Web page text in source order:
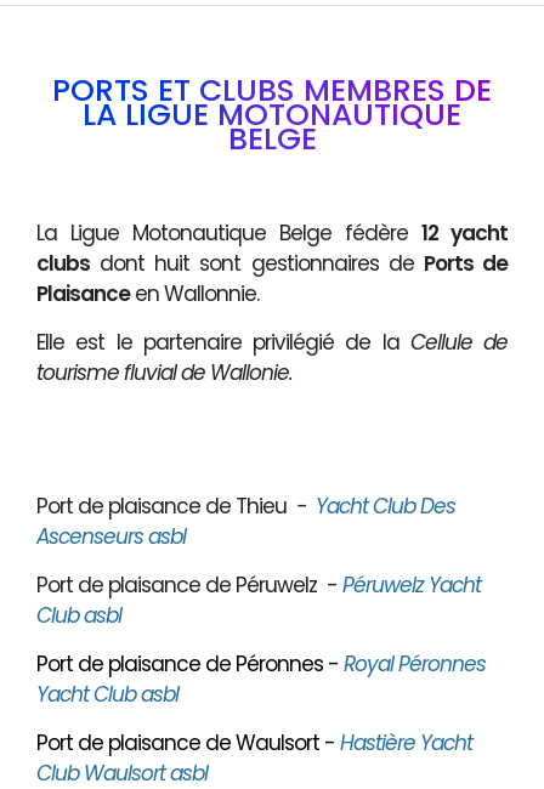
PORTS ET CLUBS MEMBRES DE
LA LIGUE MOTONAUTIQUE
BELGE
La Ligue Motonautique Belge fédère 12 yacht
clubs dont huit sont gestionnaires de Ports de
Plaisanceen Wallonnie.
Elle est le partenaire privilégié de la Cellule de
tourisme fluvial de Wallonie.
Port de plaisance de Thieu - Yacht Club Des
Ascenseurs asbl
Port de plaisance de Péruwelz - Péruwelz Yacht
Club asbl
Port de plaisance de Péronnes - Royal Péronnes
Yacht Club asbl
Port de plaisance de Waulsort - Hastière Yacht
Club Waulsort asbl